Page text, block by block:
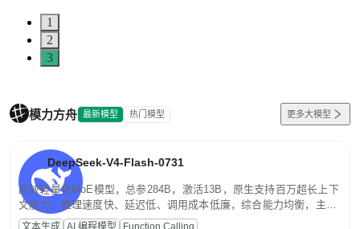
1
2
3
模力方舟 最新模型 热门模型 更多大模型
DeepSeek-V4-Flash-0731
高效轻量化MoE模型，总参284B，激活13B，原生支持百万超长上下
文能力。推理速度快、延迟低、调用成本低廉，综合能力均衡，主打
高并发、轻量化任务，适合日常对话、内容创作、基础 RAG、批量
文本生成 AI 编程模型 Function Calling